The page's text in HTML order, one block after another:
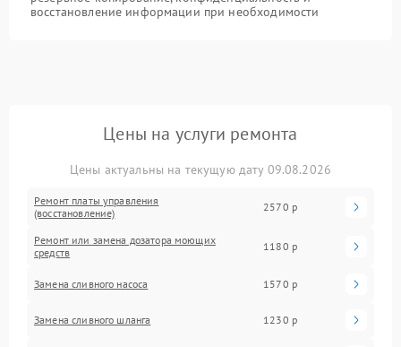
восстановление информации при необходимости
Цены на услуги ремонта
Цены актуальны на текущую дату 09.08.2026
Ремонт платы управления
(восстановление)
2570 р
Ремонт или замена дозатора моющих
средств
1180 р
Замена сливного насоса 1570 р
Замена сливного шланга 1230 р